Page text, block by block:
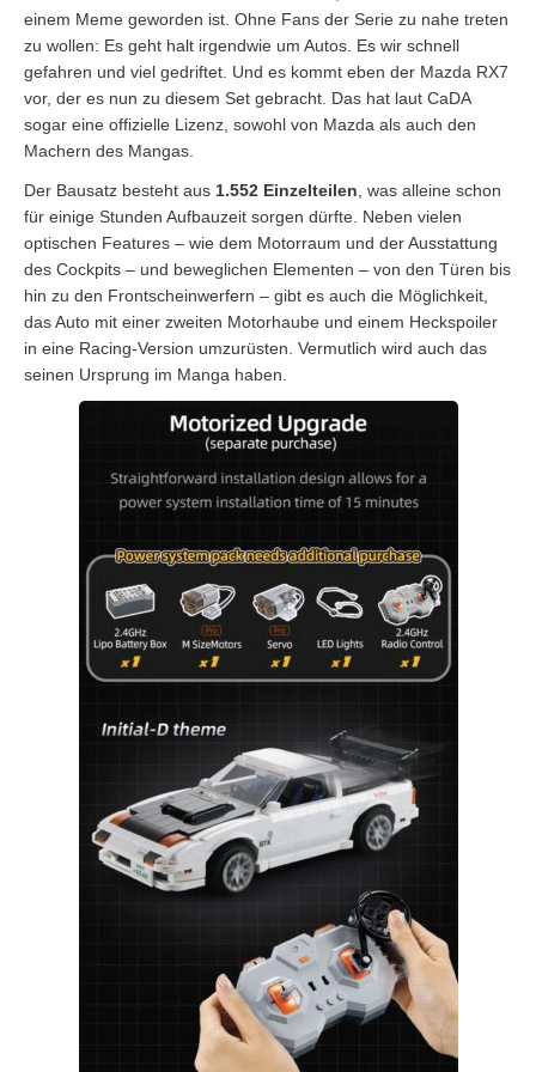
einem Meme geworden ist. Ohne Fans der Serie zu nahe treten
zu wollen: Es geht halt irgendwie um Autos. Es wir schnell
gefahren und viel gedriftet. Und es kommt eben der Mazda RX7
vor, der es nun zu diesem Set gebracht. Das hat laut CaDA
sogar eine offizielle Lizenz, sowohl von Mazda als auch den
Machern des Mangas.
Der Bausatz besteht aus 1.552 Einzelteilen, was alleine schon
für einige Stunden Aufbauzeit sorgen dürfte. Neben vielen
optischen Features – wie dem Motorraum und der Ausstattung
des Cockpits – und beweglichen Elementen – von den Türen bis
hin zu den Frontscheinwerfern – gibt es auch die Möglichkeit,
das Auto mit einer zweiten Motorhaube und einem Heckspoiler
in eine Racing-Version umzurüsten. Vermutlich wird auch das
seinen Ursprung im Manga haben.